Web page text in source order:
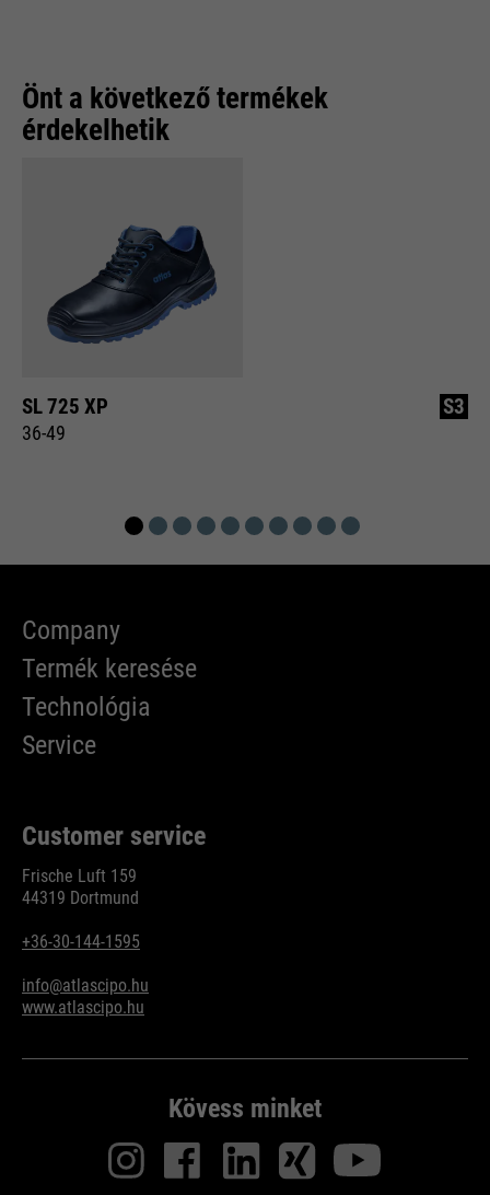
Önt a következő termékek
érdekelhetik
SL 725 XP
36-49
S3
Company
Termék keresése
Technológia
Service
Customer service
Frische Luft 159
44319 Dortmund
+36-30-144-1595
info@atlascipo.hu
www.atlascipo.hu
Kövess minket